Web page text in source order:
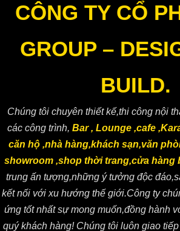
CÔNG TY CỔ
GROUP –
BUILD.
Chúng tôi chuyên thiết kế,thi công nội
các công trình, Bar , Lounge ,cafe
căn hộ ,nhà hàng,khách sạn,văn
showroom ,shop thời trang,cửa hàng
trung ấn tượng,những ý tưởng độc
kết nối với xu hướng thế giới.Công ty
ứng tốt nhất sự mong muốn,đồng hành
quý khách hàng! Chúng tôi luôn giao